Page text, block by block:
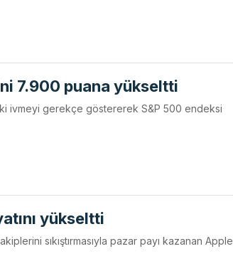
7.900 puana yükseltti
ivmeyi gerekçe göstererek S&P 500 endeksi
yükseltti
sıkıştırmasıyla pazar payı kazanan Apple